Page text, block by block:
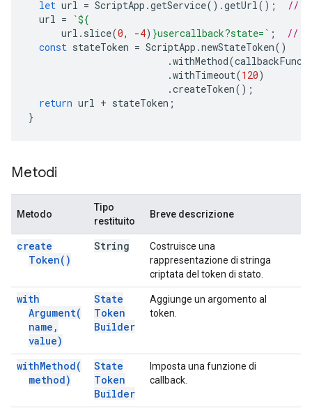
let url = ScriptApp .getService().getUrl();
//
url = `${
url . slice(0, -4) }usercallback?state=` ;
//
const stateToken = ScriptApp .newStateToken()
.withMethod(
.withTimeout(120)
.createToken();
return url + stateToken ;
}
Metodi
Metodo
Tipo
restituito
Breve descrizione
create
Token( )
String
Costruisce una
rappresentazione di stringa
criptata del token di stato.
with
Argument(
name ,
value)
State
Token
Builder
Aggiunge un argomento al
token.
withMethod(
method)
State
Token
Builder
Imposta una funzione di
callback.